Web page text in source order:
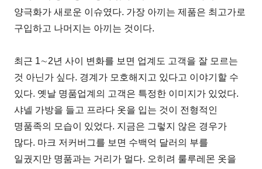
양극화가 새로운 이슈였다. 가장 아끼는 제품은 최고가로
구입하고 나머지는 아끼는 것이다.
최근 1∼2년 사이 변화를 보면 업계도 고객을 잘 모르는
것 아닌가 싶다. 경계가 모호해지고 있다고 이야기할 수
있다. 옛날 명품업계의 고객은 특정한 이미지가 있었다.
샤넬 가방을 들고 프라다 옷을 입는 것이 전형적인
명품족의 모습이 있었다. 지금은 그렇지 않은 경우가
많다. 마크 저커버그를 보면 수백억 달러의 부를
일궜지만 명품과는 거리가 멀다. 오히려 룰루레몬 옷을